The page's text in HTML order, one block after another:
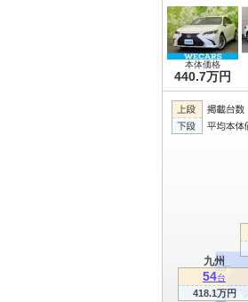
本体価格
440.7万円
九州
54台
418.1万円